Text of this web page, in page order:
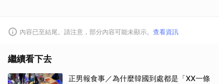
內容已至結尾。請注意，部分內容可能未顯示。 查看資訊
繼續看下去
正男報食事／為什麼韓國到處都是「XX一條